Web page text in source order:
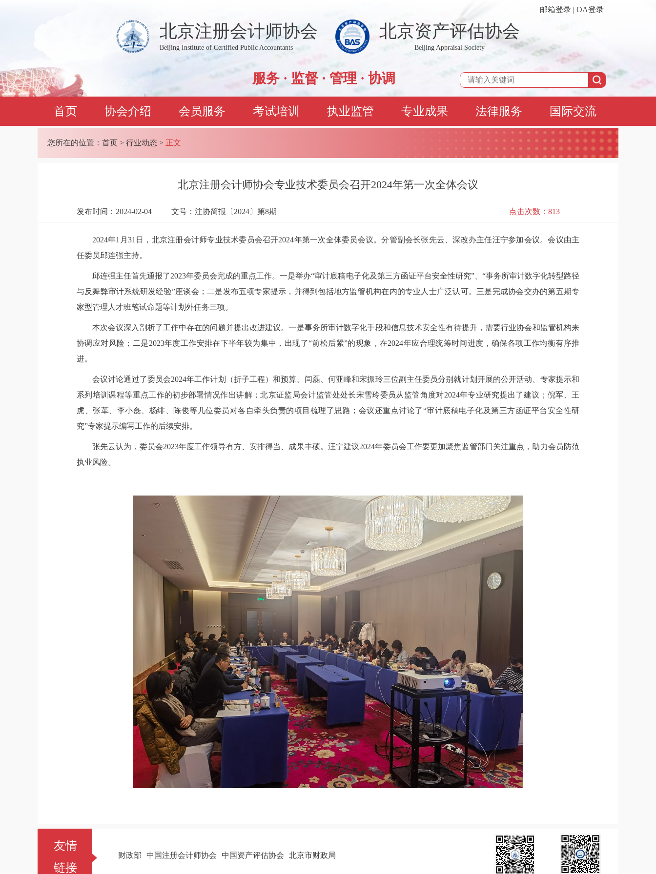
邮箱登录 | OA登录
北京注册会计师协会
Beijing Institute of Certified Public Accountants
北京资产评估协会
Beijing Appraisal Society
服务 · 监督 · 管理 · 协调
首页 协会介绍 会员服务 考试培训 执业监管 专业成果 法律服务 国际交流
您所在的位置： 首页 > 行业动态 > 正文
​北京注册会计师协会专业技术委员会召开2024年第一次全体会议
发布时间：2024-02-04 文号：注协简报〔2024〕第8期 点击次数： 813
2024年1月31日，北京注册会计师专业技术委员会召开2024年第一次全体委员会议。分管副会长张先云、深改办主任汪宁参加会议。会议由主
任委员邱连强主持。
邱连强主任首先通报了2023年委员会完成的重点工作。一是举办“审计底稿电子化及第三方函证平台安全性研究”、“事务所审计数字化转型路径
与反舞弊审计系统研发经验”座谈会；二是发布五项专家提示，并得到包括地方监管机构在内的专业人士广泛认可。三是完成协会交办的第五期专
家型管理人才班笔试命题等计划外任务三项。
本次会议深入剖析了工作中存在的问题并提出改进建议。一是事务所审计数字化手段和信息技术安全性有待提升，需要行业协会和监管机构来
协调应对风险；二是2023年度工作安排在下半年较为集中，出现了“前松后紧”的现象，在2024年应合理统筹时间进度，确保各项工作均衡有序推
进。
会议讨论通过了委员会2024年工作计划（折子工程）和预算。闫磊、何亚峰和宋振玲三位副主任委员分别就计划开展的公开活动、专家提示和
系列培训课程等重点工作的初步部署情况作出讲解；北京证监局会计监管处处长宋雪玲委员从监管角度对2024年专业研究提出了建议；倪军、王
虎、张革、李小磊、杨绯、陈俊等几位委员对各自牵头负责的项目梳理了思路；会议还重点讨论了“审计底稿电子化及第三方函证平台安全性研
究”专家提示编写工作的后续安排。
张先云认为，委员会2023年度工作领导有方、安排得当、成果丰硕。汪宁建议2024年委员会工作要更加聚焦监管部门关注重点，助力会员防范
执业风险。
友情
链接
财政部 中国注册会计师协会 中国资产评估协会 北京市财政局